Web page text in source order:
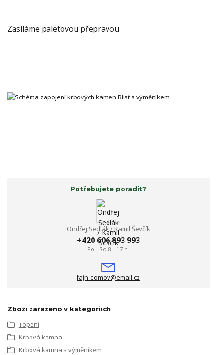
Zasíláme paletovou přepravou
Potřebujete poradit?
Ondřej Sedlák / Kamil Ševčík
+420 606 893 993
Po - So 8 - 17 h.
fajn-domov@email.cz
Zboží zařazeno v kategoriích
Topení
Krbová kamna
Krbová kamna s výměníkem